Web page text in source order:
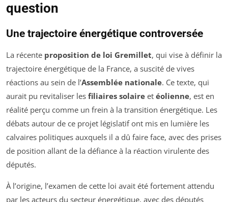
question
Une trajectoire énergétique controversée
La récente proposition de loi Gremillet, qui vise à définir la
trajectoire énergétique de la France, a suscité de vives
réactions au sein de l’Assemblée nationale. Ce texte, qui
aurait pu revitaliser les filiaires solaire et éolienne, est en
réalité perçu comme un frein à la transition énergétique. Les
débats autour de ce projet législatif ont mis en lumière les
calvaires politiques auxquels il a dû faire face, avec des prises
de position allant de la défiance à la réaction virulente des
députés.
À l’origine, l’examen de cette loi avait été fortement attendu
par les acteurs du secteur énergétique, avec des députés